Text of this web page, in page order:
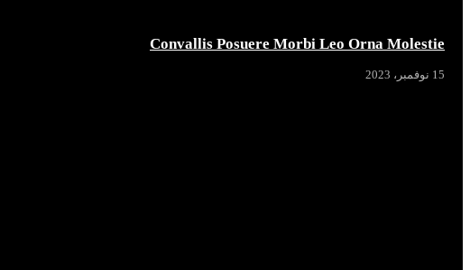
Convallis Posuere Morbi Leo Orna Molestie
15 نوفمبر، 2023